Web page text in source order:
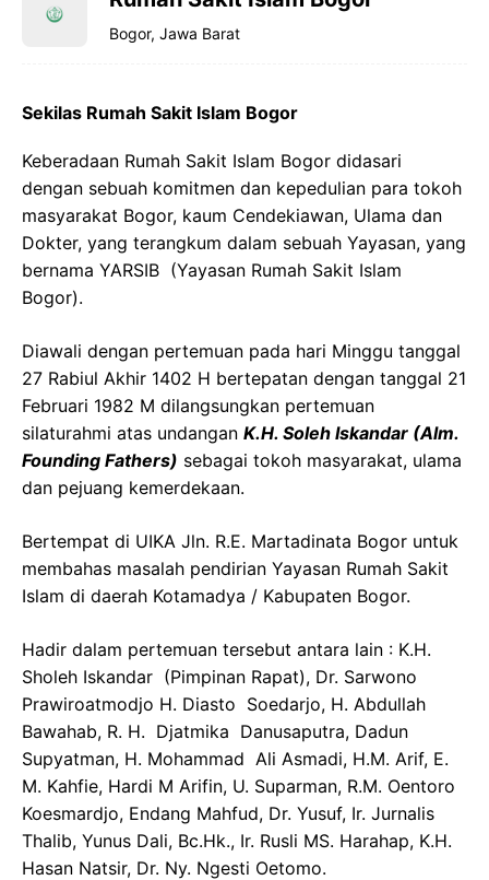
Bogor, Jawa Barat
Sekilas Rumah Sakit Islam Bogor
Keberadaan Rumah Sakit Islam Bogor didasari
dengan sebuah komitmen dan kepedulian para tokoh
masyarakat Bogor, kaum Cendekiawan, Ulama dan
Dokter, yang terangkum dalam sebuah Yayasan, yang
bernama YARSIB (Yayasan Rumah Sakit Islam
Bogor).
Diawali dengan pertemuan pada hari Minggu tanggal
27 Rabiul Akhir 1402 H bertepatan dengan tanggal 21
Februari 1982 M dilangsungkan pertemuan
silaturahmi atas undangan K.H. Soleh Iskandar (Alm.
Founding Fathers) sebagai tokoh masyarakat, ulama
dan pejuang kemerdekaan.
Bertempat di UIKA Jln. R.E. Martadinata Bogor untuk
membahas masalah pendirian Yayasan Rumah Sakit
Islam di daerah Kotamadya / Kabupaten Bogor.
Hadir dalam pertemuan tersebut antara lain : K.H.
Sholeh Iskandar (Pimpinan Rapat), Dr. Sarwono
Prawiroatmodjo H. Diasto Soedarjo, H. Abdullah
Bawahab, R. H. Djatmika Danusaputra, Dadun
Supyatman, H. Mohammad Ali Asmadi, H.M. Arif, E.
M. Kahfie, Hardi M Arifin, U. Suparman, R.M. Oentoro
Koesmardjo, Endang Mahfud, Dr. Yusuf, Ir. Jurnalis
Thalib, Yunus Dali, Bc.Hk., Ir. Rusli MS. Harahap, K.H.
Hasan Natsir, Dr. Ny. Ngesti Oetomo.